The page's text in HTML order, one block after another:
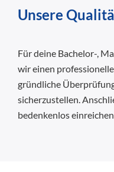
Unsere
Für deine Bachelor-,
wir einen
gründliche
sicherzustellen.
bedenkenlos